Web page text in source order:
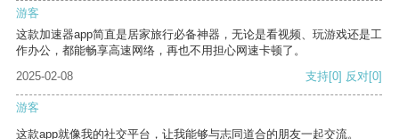
游客
这款加速器app简直是居家旅行必备神器，无论是看视频、玩游戏还是工
作办公，都能畅享高速网络，再也不用担心网速卡顿了。
2025-02-08
支持[0] 反对[0]
游客
这款app就像我的社交平台，让我能够与志同道合的朋友一起交流。